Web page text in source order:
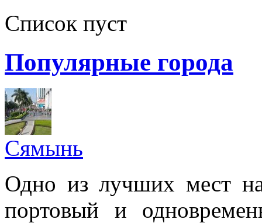
Список пуст
Популярные города
Сямынь
Одно из лучших мест
портовый и